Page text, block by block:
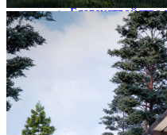
Технический
Дизайн
Заказ
Инженерные
Подбор
Покраска,
Устройство
Выезд